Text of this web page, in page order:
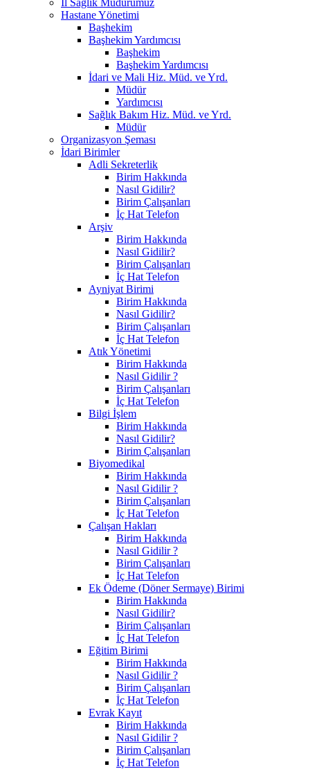
Hastane Yönetimi
Başhekim
Başhekim Yardımcısı
Başhekim
Başhekim Yardımcısı
İdari ve Mali Hiz. Müd. ve Yrd.
Müdür
Yardımcısı
Sağlık Bakım Hiz. Müd. ve Yrd.
Müdür
Organizasyon Şeması
İdari Birimler
Adli Sekreterlik
Birim Hakkında
Nasıl Gidilir?
Birim Çalışanları
İç Hat Telefon
Arşiv
Birim Hakkında
Nasıl Gidilir?
Birim Çalışanları
İç Hat Telefon
Ayniyat Birimi
Birim Hakkında
Nasıl Gidilir?
Birim Çalışanları
İç Hat Telefon
Atık Yönetimi
Birim Hakkında
Nasıl Gidilir ?
Birim Çalışanları
İç Hat Telefon
Bilgi İşlem
Birim Hakkında
Nasıl Gidilir?
Birim Çalışanları
Biyomedikal
Birim Hakkında
Nasıl Gidilir ?
Birim Çalışanları
İç Hat Telefon
Çalışan Hakları
Birim Hakkında
Nasıl Gidilir ?
Birim Çalışanları
İç Hat Telefon
Ek Ödeme (Döner Sermaye) Birimi
Birim Hakkında
Nasıl Gidilir?
Birim Çalışanları
İç Hat Telefon
Eğitim Birimi
Birim Hakkında
Nasıl Gidilir ?
Birim Çalışanları
İç Hat Telefon
Evrak Kayıt
Birim Hakkında
Nasıl Gidilir ?
Birim Çalışanları
İç Hat Telefon